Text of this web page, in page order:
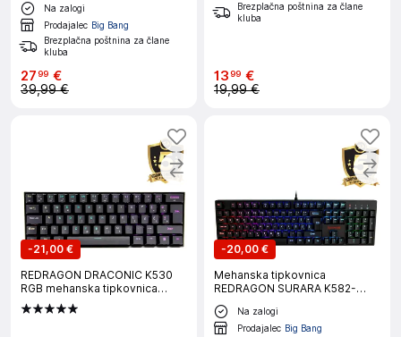
Na zalogi
Prodajalec Big Bang
Brezplačna poštnina za člane
kluba
2799 €
39,99 €
Brezplačna poštnina za člane
kluba
1399 €
19,99 €
-21,00 €
REDRAGON DRACONIC K530
RGB mehanska tipkovnica
SLO/CRO LAYOUT
-20,00 €
Mehanska tipkovnica
REDRAGON SURARA K582-
RGB, s šumniki, rdeča stikala
Na zalogi
Prodajalec Big Bang